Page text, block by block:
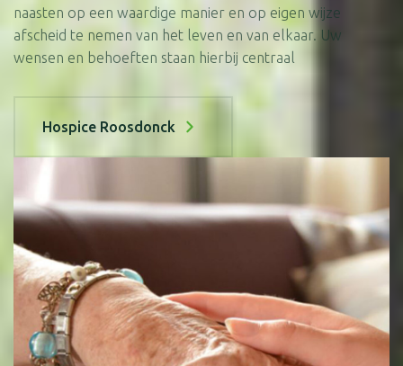
naasten op een waardige manier en op eigen wijze
afscheid te nemen van het leven en van elkaar. Uw
wensen en behoeften staan hierbij centraal
Hospice Roosdonck